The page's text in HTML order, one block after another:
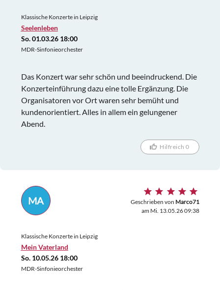
Klassische Konzerte in Leipzig
Seelenleben
So. 01.03.26 18:00
MDR-Sinfonieorchester
Das Konzert war sehr schön und beeindruckend. Die
Konzerteinführung dazu eine tolle Ergänzung. Die
Organisatoren vor Ort waren sehr bemüht und
kundenorientiert. Alles in allem ein gelungener
Abend.
Hilfreich 0
MA Geschrieben von Marco71
am Mi. 13.05.26 09:38
Klassische Konzerte in Leipzig
Mein Vaterland
So. 10.05.26 18:00
MDR-Sinfonieorchester